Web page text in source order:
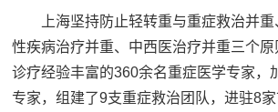
上海坚持防止轻转重与重症救治并
性疾病治疗并重、中西医治疗并重三个
诊疗经验丰富的360余名重症医学专家，
专家，组建了9支重症救治团队，进驻8